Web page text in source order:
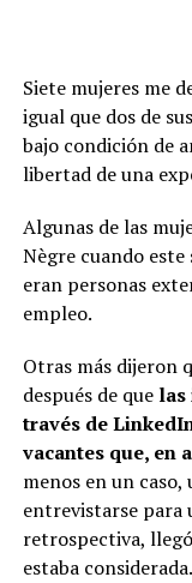
Siete mujeres me
igual que dos de
bajo condición de
libertad de una
Algunas de las
Nègre cuando este
eran personas
empleo.
Otras más dijeron
después de quelas
través de
vacantes que, en
menos en un
entrevistarse para
retrospectiva,
estaba considerada.